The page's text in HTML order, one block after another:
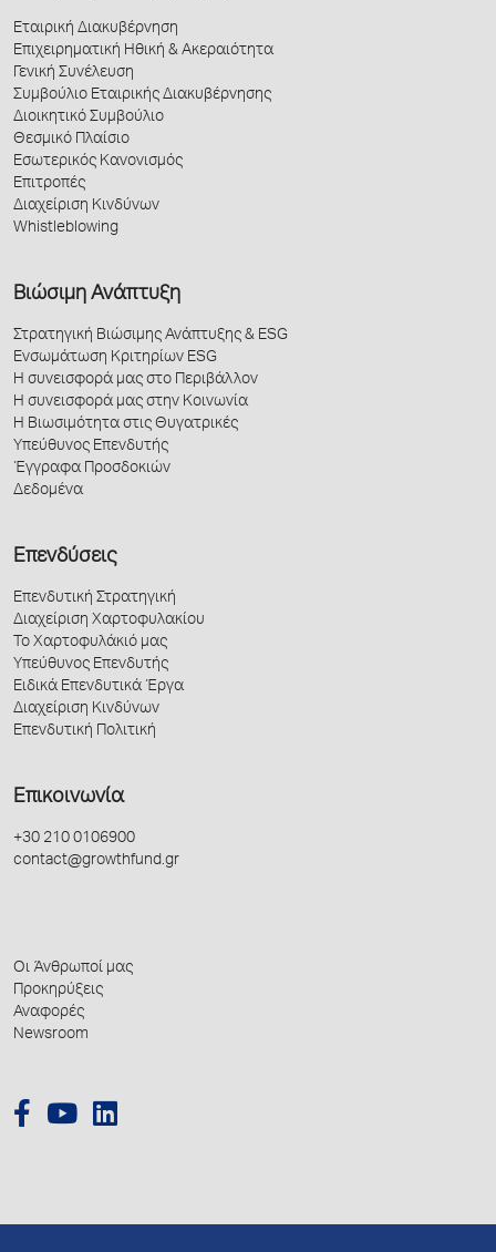
Εταιρική Διακυβέρνηση
Επιχειρηματική Ηθική & Ακεραιότητα
Γενική Συνέλευση
Συμβούλιο Εταιρικής Διακυβέρνησης
Διοικητικό Συμβούλιο
Θεσμικό Πλαίσιο
Εσωτερικός Κανονισμός
Επιτροπές
Διαχείριση Κινδύνων
Whistleblowing
Βιώσιμη Ανάπτυξη
Στρατηγική Βιώσιμης Ανάπτυξης & ESG
Ενσωμάτωση Κριτηρίων ESG
Η συνεισφορά μας στο Περιβάλλον
Η συνεισφορά μας στην Κοινωνία
Η Βιωσιμότητα στις Θυγατρικές
Υπεύθυνος Επενδυτής
Έγγραφα Προσδοκιών
Δεδομένα
Επενδύσεις
Επενδυτική Στρατηγική
Διαχείριση Χαρτοφυλακίου
Το Χαρτοφυλάκιό μας
Υπεύθυνος Επενδυτής
Ειδικά Επενδυτικά Έργα
Διαχείριση Κινδύνων
Επενδυτική Πολιτική
Επικοινωνία
+30 210 0106900
contact@growthfund.gr
Οι Άνθρωποί μας
Προκηρύξεις
Αναφορές
Newsroom